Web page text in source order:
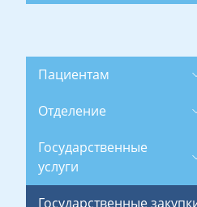
Пациентам
Отделение
Государственные
услуги
Государственные